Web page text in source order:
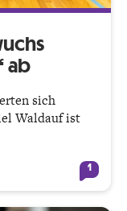
ab
sich
Waldauf ist
1